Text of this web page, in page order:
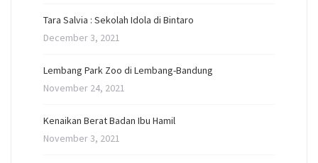
Tara Salvia : Sekolah Idola di Bintaro
December 3, 2021
Lembang Park Zoo di Lembang-Bandung
November 24, 2021
Kenaikan Berat Badan Ibu Hamil
November 3, 2021